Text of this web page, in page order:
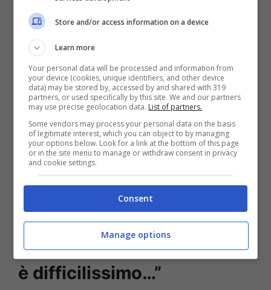
Leggi anche —->
traguardo di Storie Italiane: Dai vertici
Grazia di Michele: “Per me
è difficilissimo…”
Store and/or access information on a device
Learn more
Your personal data will be processed and information from
your device (cookies, unique identifiers, and other device
data) may be stored by, accessed by and shared with 319
partners, or used specifically by this site. We and our partners
may use precise geolocation data. List of partners.
Some vendors may process your personal data on the basis
of legitimate interest, which you can object to by managing
your options below. Look for a link at the bottom of this page
or in the site menu to manage or withdraw consent in privacy
and cookie settings.
Consent
Manage options